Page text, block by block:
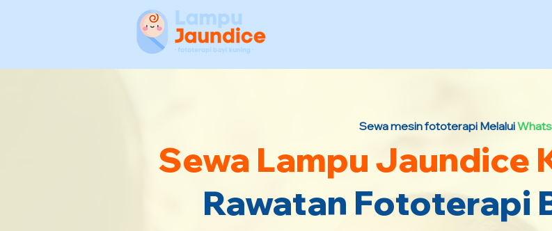
Sewa mesin fototerapi Melalui
Sewa Lampu Jaundice
Rawatan Fototerapi